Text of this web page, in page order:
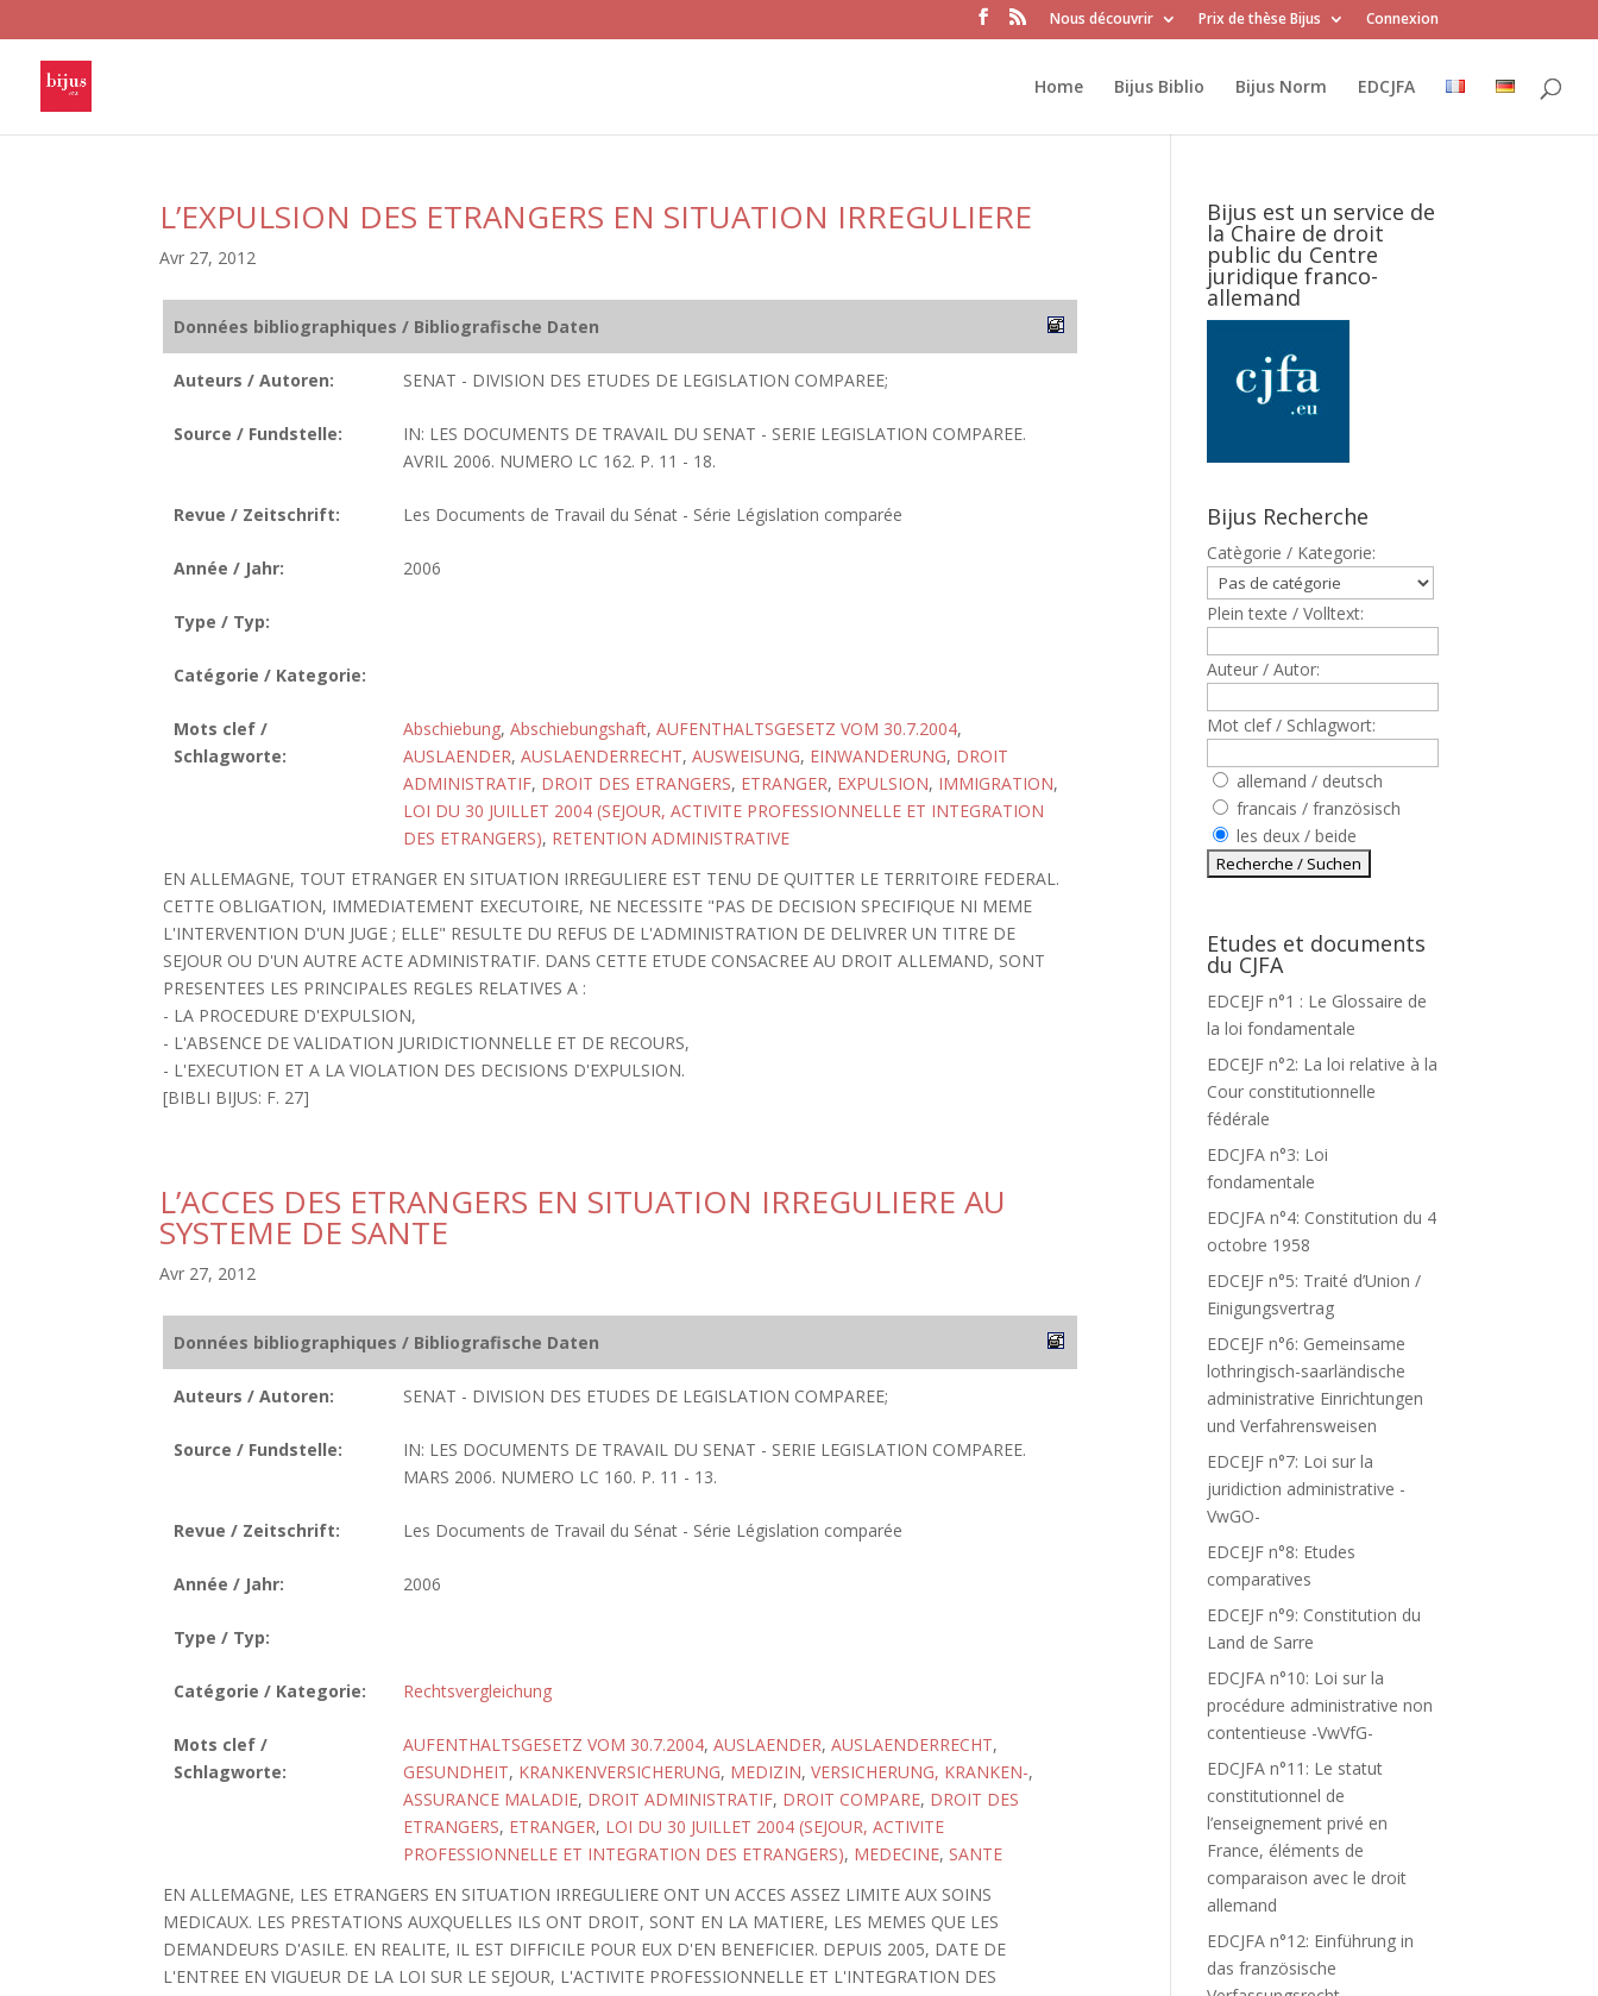
Nous découvrir Prix de thèse Bijus Connexion
Home Bijus Biblio Bijus Norm EDCJFA
L’EXPULSION DES ETRANGERS EN SITUATION IRREGULIERE
Avr 27, 2012
Données bibliographiques / Bibliografische Daten
Auteurs / Autoren: SENAT - DIVISION DES ETUDES DE LEGISLATION COMPAREE;
Source / Fundstelle:
IN: LES DOCUMENTS DE TRAVAIL DU SENAT - SERIE LEGISLATION COMPAREE.
AVRIL 2006. NUMERO LC 162. P. 11 - 18.
Revue / Zeitschrift: Les Documents de Travail du Sénat - Série Législation comparée
Année / Jahr: 2006
Type / Typ:
Catégorie / Kategorie:
Mots clef /
Schlagworte:
Abschiebung, Abschiebungshaft, AUFENTHALTSGESETZ VOM 30.7.2004,
AUSLAENDER, AUSLAENDERRECHT, AUSWEISUNG, EINWANDERUNG, DROIT
ADMINISTRATIF, DROIT DES ETRANGERS, ETRANGER, EXPULSION, IMMIGRATION,
LOI DU 30 JUILLET 2004 (SEJOUR, ACTIVITE PROFESSIONNELLE ET INTEGRATION
DES ETRANGERS), RETENTION ADMINISTRATIVE
EN ALLEMAGNE, TOUT ETRANGER EN SITUATION IRREGULIERE EST TENU DE QUITTER LE TERRITOIRE FEDERAL.
CETTE OBLIGATION, IMMEDIATEMENT EXECUTOIRE, NE NECESSITE "PAS DE DECISION SPECIFIQUE NI MEME
L'INTERVENTION D'UN JUGE ; ELLE" RESULTE DU REFUS DE L'ADMINISTRATION DE DELIVRER UN TITRE DE
SEJOUR OU D'UN AUTRE ACTE ADMINISTRATIF. DANS CETTE ETUDE CONSACREE AU DROIT ALLEMAND, SONT
PRESENTEES LES PRINCIPALES REGLES RELATIVES A :
- LA PROCEDURE D'EXPULSION,
- L'ABSENCE DE VALIDATION JURIDICTIONNELLE ET DE RECOURS,
- L'EXECUTION ET A LA VIOLATION DES DECISIONS D'EXPULSION.
[BIBLI BIJUS: F. 27]
L’ACCES DES ETRANGERS EN SITUATION IRREGULIERE AU
SYSTEME DE SANTE
Avr 27, 2012
Données bibliographiques / Bibliografische Daten
Auteurs / Autoren: SENAT - DIVISION DES ETUDES DE LEGISLATION COMPAREE;
Source / Fundstelle:
IN: LES DOCUMENTS DE TRAVAIL DU SENAT - SERIE LEGISLATION COMPAREE.
MARS 2006. NUMERO LC 160. P. 11 - 13.
Revue / Zeitschrift: Les Documents de Travail du Sénat - Série Législation comparée
Année / Jahr: 2006
Type / Typ:
Catégorie / Kategorie: Rechtsvergleichung
Mots clef /
Schlagworte:
AUFENTHALTSGESETZ VOM 30.7.2004, AUSLAENDER, AUSLAENDERRECHT,
GESUNDHEIT, KRANKENVERSICHERUNG, MEDIZIN, VERSICHERUNG, KRANKEN-,
ASSURANCE MALADIE, DROIT ADMINISTRATIF, DROIT COMPARE, DROIT DES
ETRANGERS, ETRANGER, LOI DU 30 JUILLET 2004 (SEJOUR, ACTIVITE
PROFESSIONNELLE ET INTEGRATION DES ETRANGERS), MEDECINE, SANTE
EN ALLEMAGNE, LES ETRANGERS EN SITUATION IRREGULIERE ONT UN ACCES ASSEZ LIMITE AUX SOINS
MEDICAUX. LES PRESTATIONS AUXQUELLES ILS ONT DROIT, SONT EN LA MATIERE, LES MEMES QUE LES
DEMANDEURS D'ASILE. EN REALITE, IL EST DIFFICILE POUR EUX D'EN BENEFICIER. DEPUIS 2005, DATE DE
L'ENTREE EN VIGUEUR DE LA LOI SUR LE SEJOUR, L'ACTIVITE PROFESSIONNELLE ET L'INTEGRATION DES
Bijus est un service de
la Chaire de droit
public du Centre
juridique franco-
allemand
Bijus Recherche
Catègorie / Kategorie:
Plein texte / Volltext:
Auteur / Autor:
Mot clef / Schlagwort:
allemand / deutsch
francais / französisch
les deux / beide
Etudes et documents
du CJFA
EDCEJF n°1 : Le Glossaire de
la loi fondamentale
EDCEJF n°2: La loi relative à la
Cour constitutionnelle
fédérale
EDCJFA n°3: Loi
fondamentale
EDCJFA n°4: Constitution du 4
octobre 1958
EDCEJF n°5: Traité d’Union /
Einigungsvertrag
EDCEJF n°6: Gemeinsame
lothringisch-saarländische
administrative Einrichtungen
und Verfahrensweisen
EDCEJF n°7: Loi sur la
juridiction administrative -
VwGO-
EDCEJF n°8: Etudes
comparatives
EDCEJF n°9: Constitution du
Land de Sarre
EDCJFA n°10: Loi sur la
procédure administrative non
contentieuse -VwVfG-
EDCJFA n°11: Le statut
constitutionnel de
l’enseignement privé en
France, éléments de
comparaison avec le droit
allemand
EDCJFA n°12: Einführung in
das französische